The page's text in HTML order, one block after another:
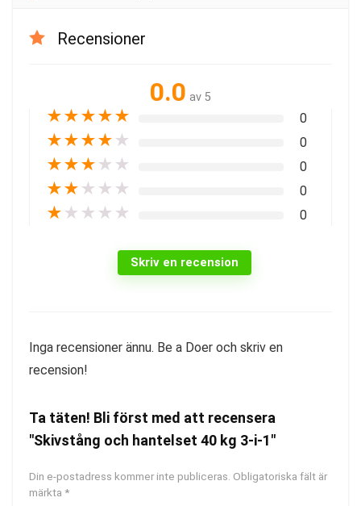
Recensioner
0.0 av 5
★★★★★ 0
★★★★ ★ 0
★★★ ★ ★ 0
★★ ★ ★ ★ 0
★ ★ ★ ★ ★ 0
Skriv en recension
Inga recensioner ännu. Be a Doer och skriv en
recension!
Ta täten! Bli först med att recensera
"Skivstång och hantelset 40 kg 3-i-1"
Din e-postadress kommer inte publiceras. Obligatoriska fält är
märkta *